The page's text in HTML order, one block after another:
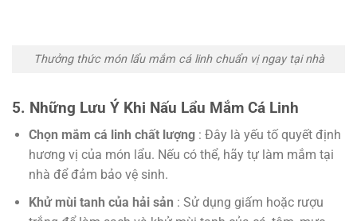
Thưởng thức món lẩu mắm cá linh chuẩn vị ngay tại nhà
5. Những Lưu Ý Khi Nấu Lẩu Mắm Cá Linh
Chọn mắm cá linh chất lượng : Đây là yếu tố quyết định
hương vị của món lẩu. Nếu có thể, hãy tự làm mắm tại
nhà để đảm bảo vệ sinh.
Khử mùi tanh của hải sản : Sử dụng giấm hoặc rượu